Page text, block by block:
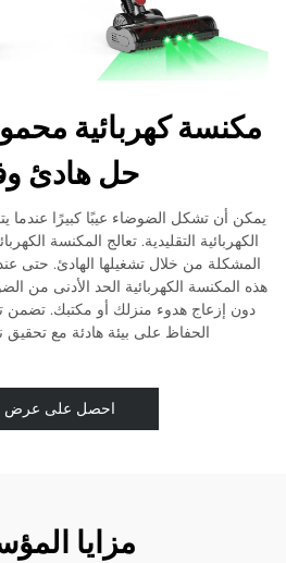
حل هادئ
يمكن أن تشكل الضوضاء عيبًا كبيرًا عندما
المشكلة من خلال تشغيلها الهادئ. حتى
هذه المكنسة الكهربائية الحد الأدنى من
دون إزعاج هدوء منزلك أو مكتبك. تضمن
الحفاظ على بيئة هادئة مع تحقيق
احصل على عرض
مزايا